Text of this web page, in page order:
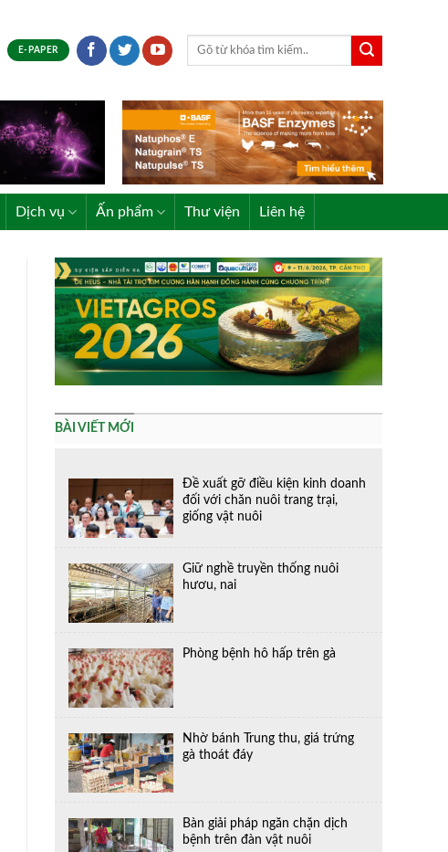
E-PAPER
Dịch vụ Ấn phẩm Thư viện Liên hệ
BÀI VIẾT MỚI
Đề xuất gỡ điều kiện kinh doanh
đối với chăn nuôi trang trại,
giống vật nuôi
Giữ nghề truyền thống nuôi
hươu, nai
Phòng bệnh hô hấp trên gà
Nhờ bánh Trung thu, giá trứng
gà thoát đáy
Bàn giải pháp ngăn chặn dịch
bệnh trên đàn vật nuôi